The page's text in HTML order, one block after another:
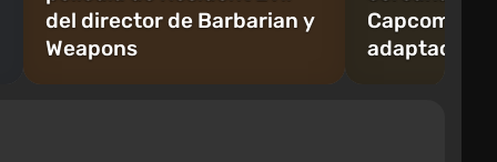
del director de Barbarian y
Weapons
Capcom